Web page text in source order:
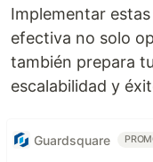
Implementar
efectiva no solo
también prepara
escalabilidad y
Guardsquare